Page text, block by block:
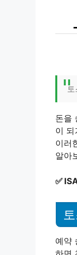
돈을
이 되
이러
알아
✅
예약